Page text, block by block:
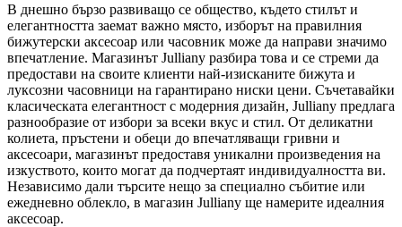
В днешно бързо развиващо се общество, където стилът и
елегантността заемат важно място, изборът на правилния
бижутерски аксесоар или часовник може да направи значимо
впечатление. Магазинът Julliany разбира това и се стреми да
предостави на своите клиенти най-изисканите бижута и
луксозни часовници на гарантирано ниски цени. Съчетавайки
класическата елегантност с модерния дизайн, Julliany предлага
разнообразие от избори за всеки вкус и стил. От деликатни
колиета, пръстени и обеци до впечатляващи гривни и
аксесоари, магазинът предоставя уникални произведения на
изкуството, които могат да подчертаят индивидуалността ви.
Независимо дали търсите нещо за специално събитие или
ежедневно облекло, в магазин Julliany ще намерите идеалния
аксесоар.